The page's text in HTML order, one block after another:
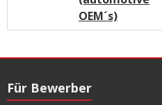
OEM´s)
Für Bewerber